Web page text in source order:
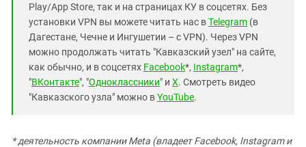
Play/App Store, так и на страницах КУ в соцсетях. Без
установки VPN вы можете читать нас вTelegram (в
Дагестане, Чечне и Ингушетии – с VPN). Через VPN
можно продолжать читать "Кавказский узел" на сайте,
как обычно, и в соцсетях Facebook*, Instagram*,
"ВКонтакте", "Одноклассники" и X. Смотреть видео
"Кавказского узла" можно вYouTube.
* деятельность компании Meta (владеет Facebook, Instagram и